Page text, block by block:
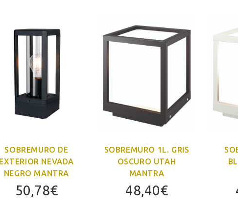
SOBREMURO DE
EXTERIOR NEVADA
NEGRO MANTRA
50,78€
SOBREMURO 1L. GRIS
OSCURO UTAH
MANTRA
48,40€